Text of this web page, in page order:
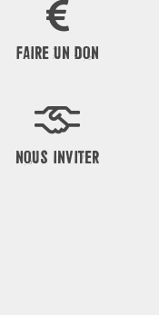
FAIRE UN DON
NOUS INVITER